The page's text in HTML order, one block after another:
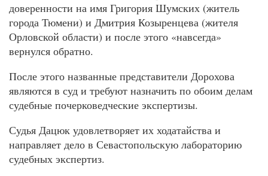
доверенности на имя Григория Шумских (житель
города Тюмени) и Дмитрия Козыренцева (жителя
Орловской области) и после этого «навсегда»
вернулся обратно.
После этого названные представители Дорохова
являются в суд и требуют назначить по обоим делам
судебные почерковедческие экспертизы.
Судья Дацюк удовлетворяет их ходатайства и
направляет дело в Севастопольскую лабораторию
судебных экспертиз.